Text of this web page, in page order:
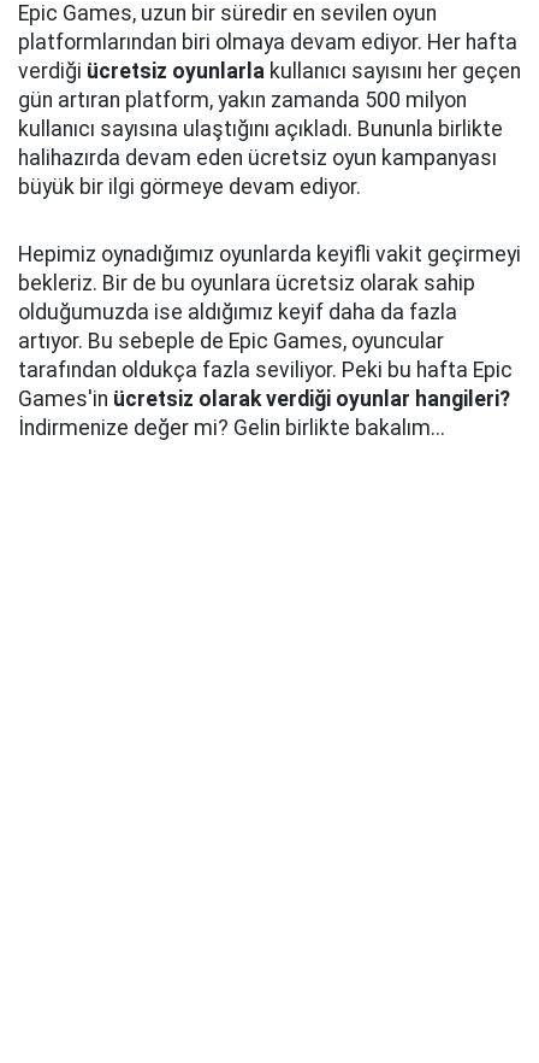
Epic Games, uzun bir süredir en sevilen oyun
platformlarından biri olmaya devam ediyor. Her hafta
verdiği ücretsiz oyunlarla kullanıcı sayısını her geçen
gün artıran platform, yakın zamanda 500 milyon
kullanıcı sayısına ulaştığını açıkladı. Bununla birlikte
halihazırda devam eden ücretsiz oyun kampanyası
büyük bir ilgi görmeye devam ediyor.
Hepimiz oynadığımız oyunlarda keyifli vakit geçirmeyi
bekleriz. Bir de bu oyunlara ücretsiz olarak sahip
olduğumuzda ise aldığımız keyif daha da fazla
artıyor. Bu sebeple de Epic Games, oyuncular
tarafından oldukça fazla seviliyor. Peki bu hafta Epic
Games'in ücretsiz olarak verdiği oyunlar hangileri?
İndirmenize değer mi? Gelin birlikte bakalım...